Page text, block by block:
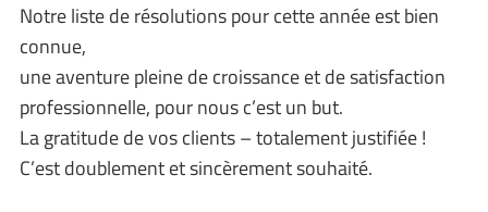
Notre liste de résolutions pour cette année est bien
connue,
une aventure pleine de croissance et de satisfaction
professionnelle, pour nous c’est un but.
La gratitude de vos clients – totalement justifiée !
C’est doublement et sincèrement souhaité.